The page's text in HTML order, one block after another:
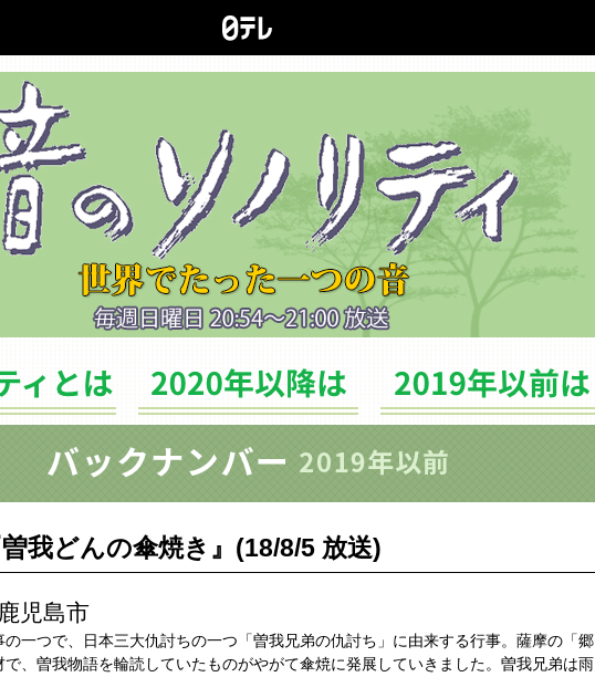
ソノリティとは バックナンバー（2020年以降は）
我どんの傘焼き』(18/8/5 放送)
児島市
一つで、日本三大仇討ちの一つ「曽我兄弟の仇討ち」に由来する行事。薩摩の「郷
、曽我物語を輪読していたものがやがて傘焼に発展していきました。曽我兄弟は雨